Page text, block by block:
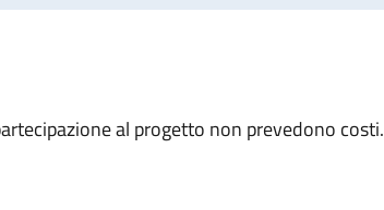
al progetto non prevedono costi.